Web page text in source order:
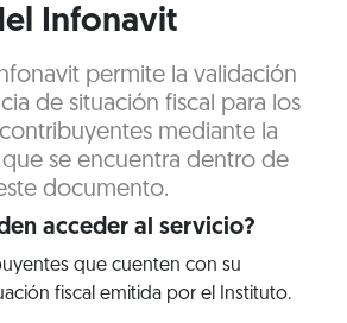
Infonavit
permite la validación
de situación fiscal para los
mediante la
se encuentra dentro de
documento.
acceder al servicio?
que cuenten con su
fiscal emitida por el Instituto.